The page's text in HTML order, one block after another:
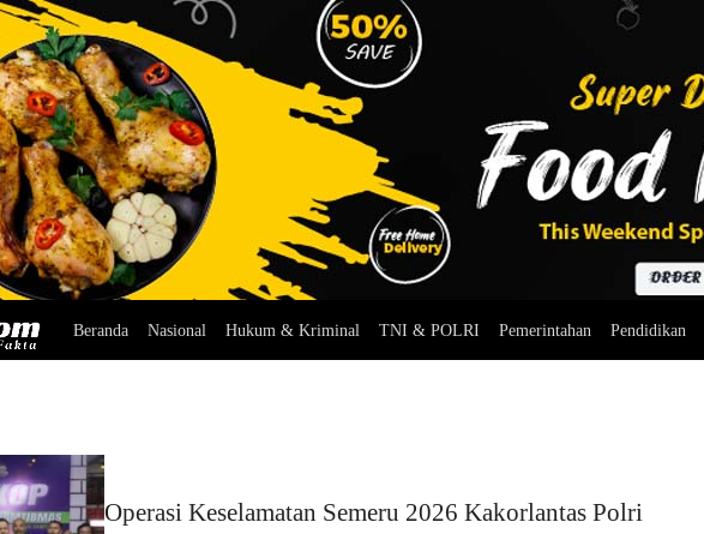
Beranda Nasional Hukum & Kriminal TNI & POLRI Pemerintahan Pendidikan
Operasi Keselamatan Semeru 2026 Kakorlantas Polri